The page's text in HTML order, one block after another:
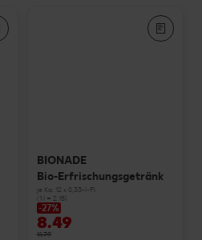
BIONADE
Bio-Erfrischungsgetränk
je Ka. 12 x 0,33-l-Fl.
(1 l = 2.15)
-27%
8.49
11.79